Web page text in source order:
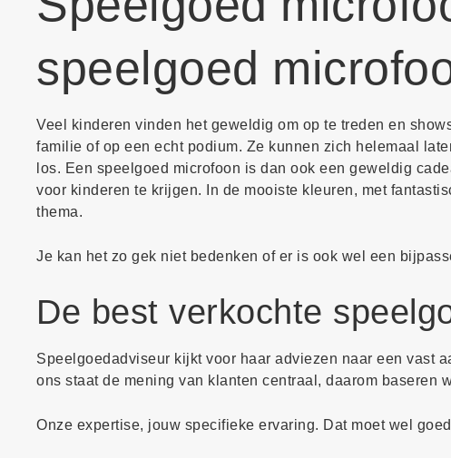
speelgoed
Veel kinderen vinden het geweldig om op te treden en
familie of op een echt podium. Ze kunnen zich helemaal
los. Een speelgoed microfoon is dan ook een geweldig
voor kinderen te krijgen. In de mooiste kleuren, met
thema.
Je kan het zo gek niet bedenken of er is ook wel een
De best verkochte
Speelgoedadviseur kijkt voor haar adviezen naar een vast
ons staat de mening van klanten centraal, daarom baseren
Onze expertise, jouw specifieke ervaring. Dat moet wel